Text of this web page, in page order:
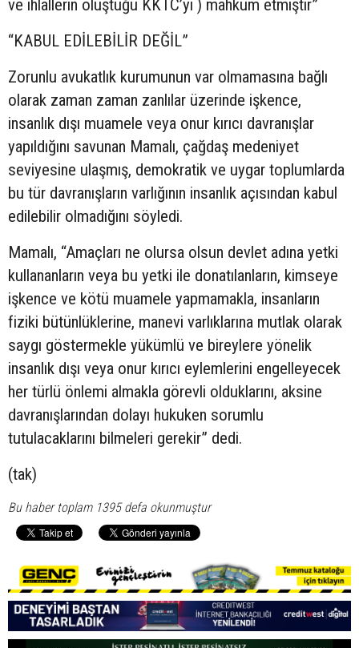
ve ihlallerin oluştuğu KKTC’yi ) mahkum etmiştir”
“KABUL EDİLEBİLİR DEĞİL”
Zorunlu avukatlık kurumunun var olmamasına bağlı
olarak zaman zaman zanlılar üzerinde işkence,
insanlık dışı muamele veya onur kırıcı davranışlar
yapıldığını savunan Mamalı, çağdaş medeniyet
seviyesine ulaşmış, demokratik ve uygar toplumlarda
bu tür davranışların varlığının insanlık açısından kabul
edilebilir olmadığını söyledi.
Mamalı, “Amaçları ne olursa olsun devlet adına yetki
kullananların veya bu yetki ile donatılanların, kimseye
işkence ve kötü muamele yapmamakla, insanların
fiziki bütünlüklerine, manevi varlıklarına mutlak olarak
saygı göstermekle yükümlü ve bireylere yönelik
insanlık dışı veya onur kırıcı eylemlerini engelleyecek
her türlü önlemi almakla görevli olduklarını, aksine
davranışlarından dolayı hukuken sorumlu
tutulacaklarını bilmeleri gerekir” dedi.
(tak)
Bu haber toplam 1395 defa okunmuştur